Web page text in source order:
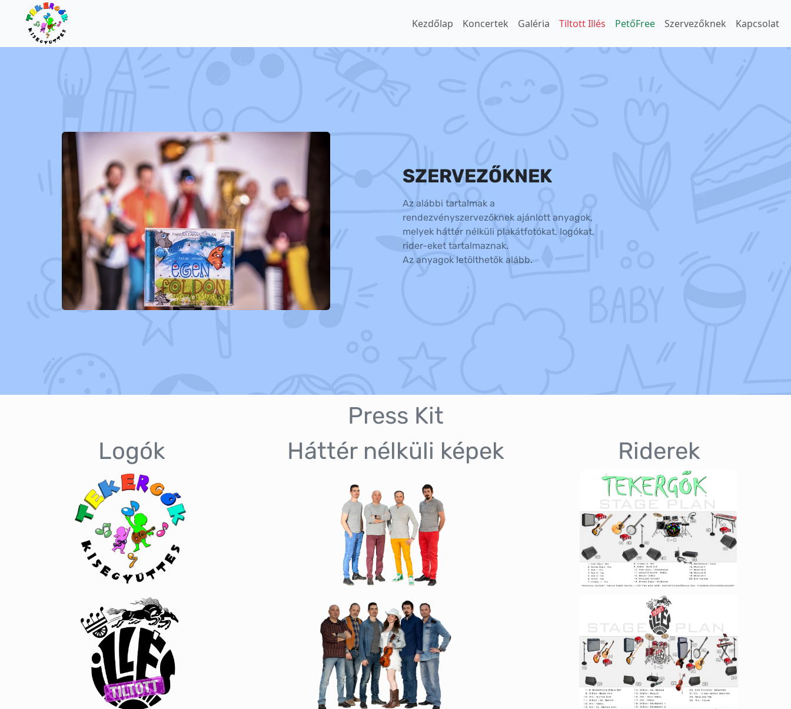
Kezdőlap Koncertek Galéria Tiltott Illés PetőFree Szervezőknek Kapcsolat
SZERVEZŐKNEK
Az alábbi tartalmak a
rendezvényszervezőknek ajánlott anyagok,
melyek háttér nélküli plakátfotókat, logókat,
rider-eket tartalmaznak.
Az anyagok letölthetők alább.
Press Kit
Logók
Háttér nélküli képek Riderek